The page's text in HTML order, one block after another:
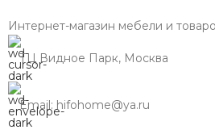
Интернет-магазин мебели и
ТЦ Видное Парк, Москва
Email: hifohome@ya.ru